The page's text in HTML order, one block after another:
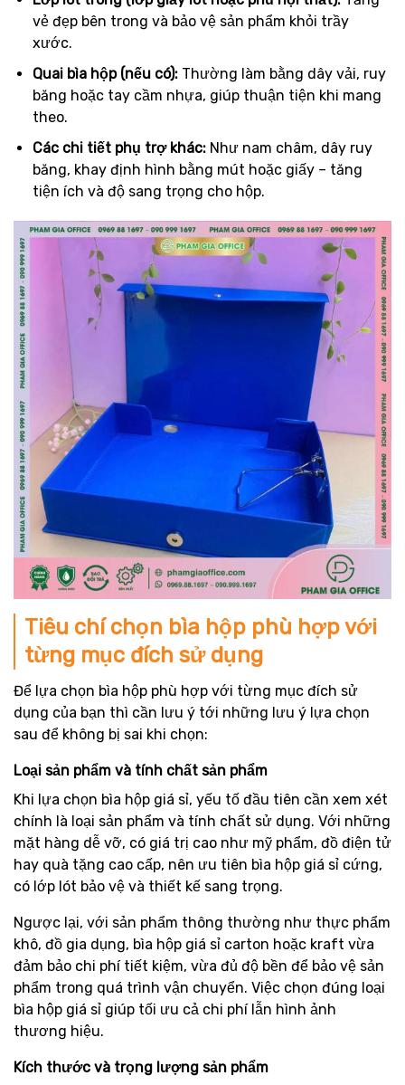
vẻ đẹp bên trong và bảo vệ sản phẩm khỏi trầy
xước.
Quai bìa hộp (nếu có):Thường làm bằng dây vải, ruy
băng hoặc tay cầm nhựa, giúp thuận tiện khi mang
theo.
Các chi tiết phụ trợ khác:Như nam châm, dây ruy
băng, khay định hình bằng mút hoặc giấy – tăng
tiện ích và độ sang trọng cho hộp.
Tiêu chí chọn bìa hộp phù hợp với
từng mục đích sử dụng
Để lựa chọn bìa hộp phù hợp với từng mục đích sử
dụng của bạn thì cần lưu ý tới những lưu ý lựa chọn
sau để không bị sai khi chọn:
Loại sản phẩm và tính chất sản phẩm
Khi lựa chọn bìa hộp giá sỉ, yếu tố đầu tiên cần xem xét
chính là loại sản phẩm và tính chất sử dụng. Với những
mặt hàng dễ vỡ, có giá trị cao như mỹ phẩm, đồ điện tử
hay quà tặng cao cấp, nên ưu tiên bìa hộp giá sỉ cứng,
có lớp lót bảo vệ và thiết kế sang trọng.
Ngược lại, với sản phẩm thông thường như thực phẩm
khô, đồ gia dụng, bìa hộp giá sỉ carton hoặc kraft vừa
đảm bảo chi phí tiết kiệm, vừa đủ độ bền để bảo vệ sản
phẩm trong quá trình vận chuyển. Việc chọn đúng loại
bìa hộp giá sỉ giúp tối ưu cả chi phí lẫn hình ảnh
thương hiệu.
Kích thước và trọng lượng sản phẩm